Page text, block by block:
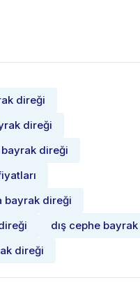
direği
direği
direği
bayrak direği
dış cephe
direği